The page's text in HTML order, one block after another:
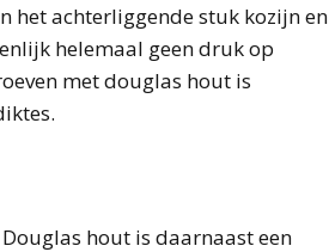
het achterliggende stuk kozijn en
helemaal geen druk op
met douglas hout is
hout is daarnaast een